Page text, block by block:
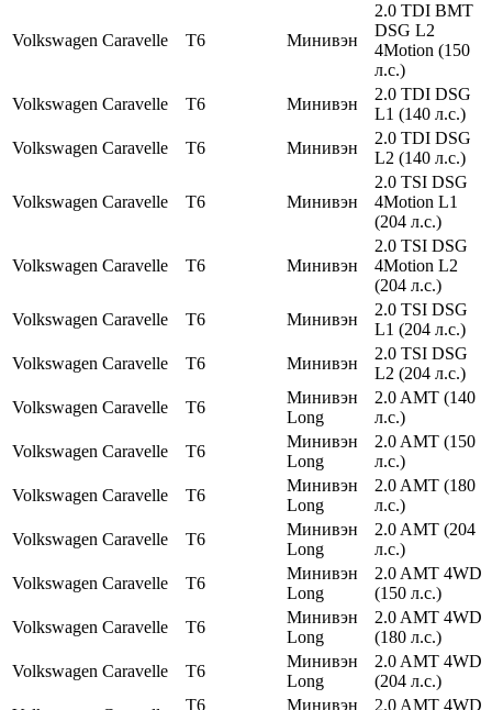
Volkswagen Caravelle T6 Минивэн
2.0 TDI BMT
DSG L2
4Motion (150
л.с.)
Volkswagen Caravelle T6 Минивэн
2.0 TDI DSG
L1 (140 л.с.)
Volkswagen Caravelle T6 Минивэн
2.0 TDI DSG
L2 (140 л.с.)
Volkswagen Caravelle T6 Минивэн
2.0 TSI DSG
4Motion L1
(204 л.с.)
Volkswagen Caravelle T6 Минивэн
2.0 TSI DSG
4Motion L2
(204 л.с.)
Volkswagen Caravelle T6 Минивэн
2.0 TSI DSG
L1 (204 л.с.)
Volkswagen Caravelle T6 Минивэн
2.0 TSI DSG
L2 (204 л.с.)
Volkswagen Caravelle T6
Минивэн
Long
2.0 AMT (140
л.с.)
Volkswagen Caravelle T6
Минивэн
Long
2.0 AMT (150
л.с.)
Volkswagen Caravelle T6
Минивэн
Long
2.0 AMT (180
л.с.)
Volkswagen Caravelle T6
Минивэн
Long
2.0 AMT (204
л.с.)
Volkswagen Caravelle T6
Минивэн
Long
2.0 AMT 4WD
(150 л.с.)
Volkswagen Caravelle T6
Минивэн
Long
2.0 AMT 4WD
(180 л.с.)
Volkswagen Caravelle T6
Минивэн
Long
2.0 AMT 4WD
(204 л.с.)
T6 Минивэн 2.0 AMT 4WD